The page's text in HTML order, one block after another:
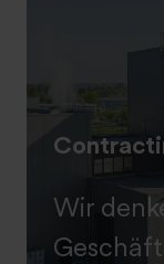
Wir